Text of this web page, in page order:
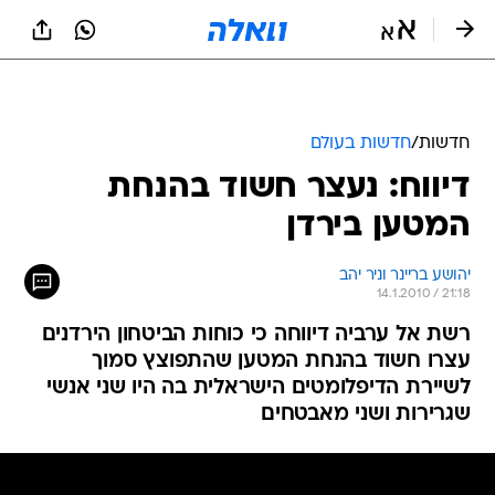
חדשות/חדשות בעולם
דיווח: נעצר חשוד בהנחת
המטען בירדן
יהושע בריינר וניר יהב
14.1.2010 / 21:18
רשת אל ערביה דיווחה כי כוחות הביטחון הירדנים
עצרו חשוד בהנחת המטען שהתפוצץ סמוך
לשיירת הדיפלומטים הישראלית בה היו שני אנשי
שגרירות ושני מאבטחים